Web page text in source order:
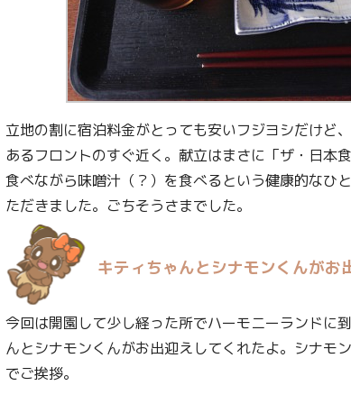
立地の割に宿泊料金がとっても安いフジヨシだけど
あるフロントのすぐ近く。献立はまさに「ザ・日本
食べながら味噌汁（？）を食べるという健康的なひ
ただきました。ごちそうさまでした。
キティちゃんとシナモンくんがお
今回は開園して少し経った所でハーモニーランドに
んとシナモンくんがお出迎えしてくれたよ。シナモ
でご挨拶。